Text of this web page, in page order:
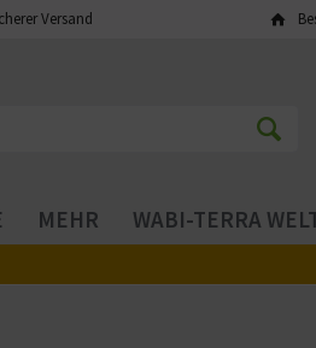
Versand
MEHR WABI-TERRA